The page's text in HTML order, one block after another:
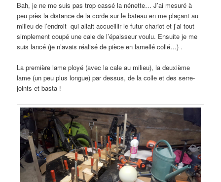
Bah, je ne me suis pas trop cassé la nénette… J’ai mesuré à
peu près la distance de la corde sur le bateau en me plaçant au
milieu de l’endroit qui allait accueillir le futur chariot et j’ai tout
simplement coupé une cale de l’épaisseur voulu. Ensuite je me
suis lancé (je n’avais réalisé de pièce en lamellé collé…) .
La première lame ployé (avec la cale au milieu), la deuxième
lame (un peu plus longue) par dessus, de la colle et des serre-
joints et basta !